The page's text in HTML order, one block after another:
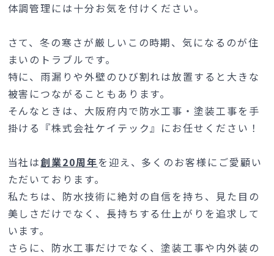
体調管理には十分お気を付けください。
さて、冬の寒さが厳しいこの時期、気になるのが住
まいのトラブルです。
特に、雨漏りや外壁のひび割れは放置すると大きな
被害につながることもあります。
そんなときは、大阪府内で防水工事・塗装工事を手
掛ける『株式会社ケイテック』にお任せください！
当社は創業20周年を迎え、多くのお客様にご愛顧い
ただいております。
私たちは、防水技術に絶対の自信を持ち、見た目の
美しさだけでなく、長持ちする仕上がりを追求して
います。
さらに、防水工事だけでなく、塗装工事や内外装の